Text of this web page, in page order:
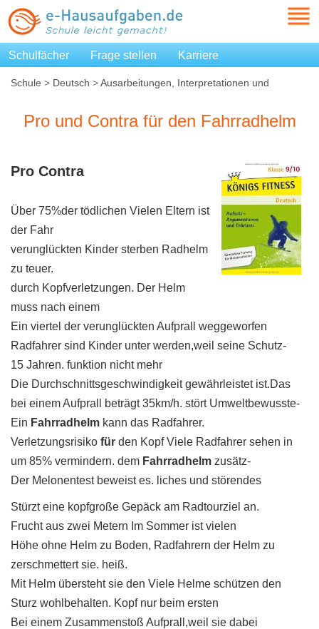
Schulfächer Frage stellen Karriere
Schule > Deutsch >Ausarbeitungen, Interpretationen und
Pro und Contra für den Fahrradhelm
Pro Contra
Über 75%der tödlichen Vielen Eltern ist
der Fahr
verunglückten Kinder sterben Radhelm
zu teuer.
durch Kopfverletzungen. Der Helm
muss nach einem
Ein viertel der verunglückten Aufprall weggeworfen
Radfahrer sind Kinder unter werden,weil seine Schutz-
15 Jahren. funktion nicht mehr
Die Durchschnittsgeschwindigkeit gewährleistet ist.Das
bei einem Aufprall beträgt 35km/h. stört Umweltbewusste-
Ein Fahrradhelm kann das Radfahrer.
Verletzungsrisiko für den Kopf Viele Radfahrer sehen in
um 85% vermindern. dem Fahrradhelm zusätz-
Der Melonentest beweist es. liches und störendes
Stürzt eine kopfgroße Gepäck am Radtourziel an.
Frucht aus zwei Metern Im Sommer ist vielen
Höhe ohne Helm zu Boden, Radfahrern der Helm zu
zerschmettert sie. heiß.
Mit Helm übersteht sie den Viele Helme schützen den
Sturz wohlbehalten. Kopf nur beim ersten
Bei einem Zusammenstoß Aufprall,weil sie dabei